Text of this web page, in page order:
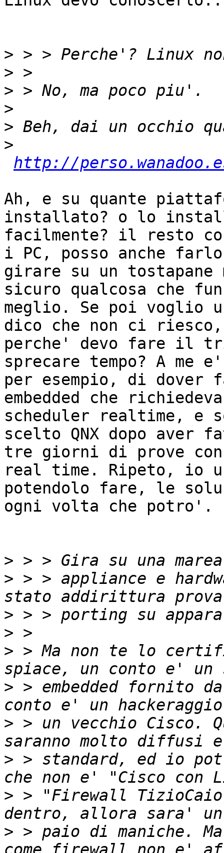
>
>
>
>
>
>
http://
Ah, e su quante
installato? o lo
facilmente? il resto
i PC, posso anche farlo
girare su un
sicuro qualcosa che
meglio. Se poi voglio
dico che non ci riesco,
perche' devo fare il
sprecare tempo? A me
per esempio, di dover
embedded che
scheduler realtime, e
scelto QNX dopo aver
tre giorni di prove con
real time. Ripeto, io
potendolo fare, le
ogni volta che potro'.
>
> > > appliance e
>
>
> > Ma non te lo
> > embedded fornito
> > un vecchio Cisco.
> > standard, ed io
> > "Firewall
> > paio di maniche.